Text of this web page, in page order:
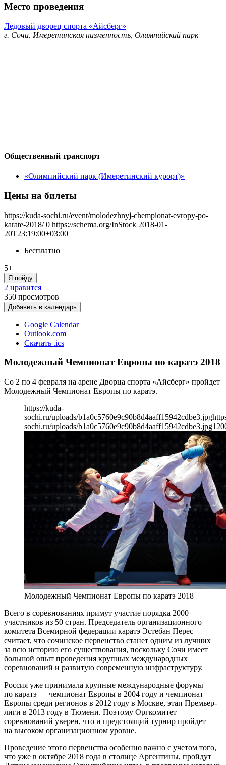
Место проведения
Ледовый дворец спорта «Айсберг»
г. Сочи, Имеретинская низменность, Олимпийский парк
Общественный транспорт
«Олимпийский парк (Имеретинский курорт)»
Цены на билеты
https://kuda-sochi.ru/event/molodezhnyj-chempionat-evropy-po-
karate-2018/ 0 https://schema.org/InStock 2018-01-
20T23:19:00+03:00
Бесплатно
5+
Я пойду
2 нравится
350 просмотров
Добавить в календарь
Google Calendar
Outlook.com
Скачать .ics
Молодежный Чемпионат Европы по каратэ 2018
Со 2 по 4 февраля на арене Дворца спорта «Айсберг» пройдет
Молодежный Чемпионат Европы по каратэ.
https://kuda-
sochi.ru/uploads/b1a0c5760e9c90b8d4aaff15942cdbe3.jpg
sochi.ru/uploads/b1a0c5760e9c90b8d4aaff15942cdbe3.jpg
Молодежный Чемпионат Европы по каратэ 2018
Всего в соревнованиях примут участие порядка 2000
участников из 50 стран. Председатель организационного
комитета Всемирной федерации каратэ Эстебан Перес
считает, что сочинское первенство станет одним из лучших
за всю историю его существования, поскольку Сочи имеет
большой опыт проведения крупных международных
соревнований и развитую современную инфраструктуру.
Россия уже принимала крупные международные форумы
по каратэ — чемпионат Европы в 2004 году и чемпионат
Европы среди регионов в 2012 году в Москве, этап Премьер-
лиги в 2013 году в Тюмени. Поэтому Оргкомитет
соревнований уверен, что и предстоящий турнир пройдет
на высоком организационном уровне.
Проведение этого первенства особенно важно с учетом того,
что уже в октябре 2018 года в столице Аргентины, пройдут